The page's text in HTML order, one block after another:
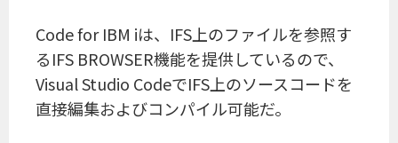
Code for IBM iは、IFS上のファイルを参照す
るIFS BROWSER機能を提供しているので、
Visual Studio CodeでIFS上のソースコードを
直接編集およびコンパイル可能だ。